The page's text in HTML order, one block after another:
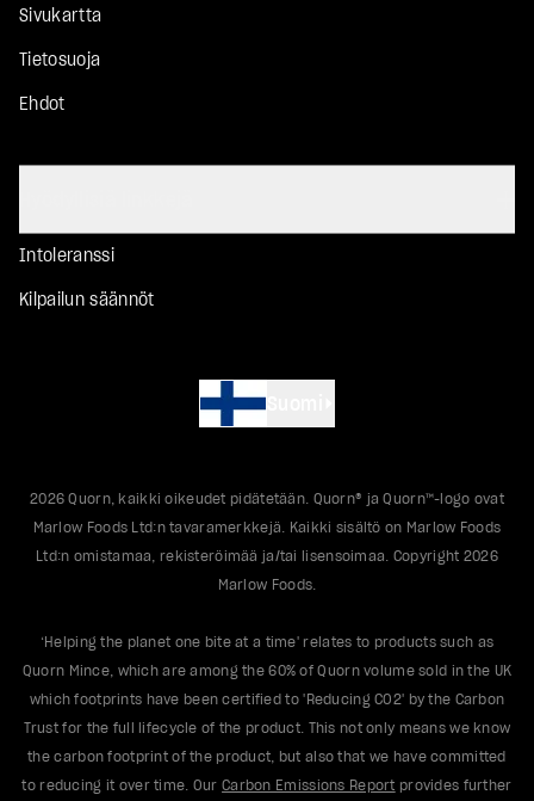
Sivukartta
Tietosuoja
Ehdot
Intoleranssi
Kilpailun säännöt
2026Quorn, kaikki oikeudet pidätetään. Quorn® ja Quorn™-logo ovat
Marlow Foods Ltd:n tavaramerkkejä. Kaikki sisältö on Marlow Foods
Ltd:n omistamaa, rekisteröimää ja/tai lisensoimaa. Copyright 2026
Marlow Foods.
‘Helping the planet one bite at a time' relates to products such as
Quorn Mince, which are among the 60% of Quorn volume sold in the UK
which footprints have been certified to 'Reducing CO2' by the Carbon
Trust for the full lifecycle of the product. This not only means we know
the carbon footprint of the product, but also that we have committed
to reducing it over time. OurCarbon Emissions Report provides further